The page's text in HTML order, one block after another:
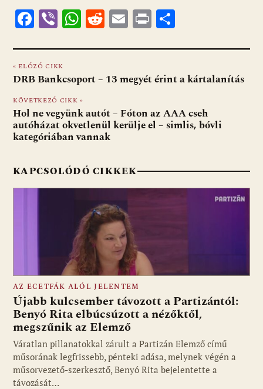
F
e
b
o
o
k
Vi
er
W
at
s
A
p
p
R
d
di
E
ai
l
Pr
t za
m
g
« ELŐZŐ CIKK
DRB Bankcsoport – 13 megyét érint a kártalanítás
KÖVETKEZŐ CIKK »
Hol ne vegyünk autót – Fóton az AAA cseh
autóházat okvetlenül kerülje el – simlis, bóvli
kategóriában vannak
KAPCSOLÓDÓ CIKKEK
Fotó: media1.hu
AZ ECETFÁK ALÓL JELENTEM
Újabb kulcsember távozott a Partizántól:
Benyó Rita elbúcsúzott a nézőktől,
megszűnik az Elemző
Váratlan pillanatokkal zárult a Partizán Elemző című
műsorának legfrissebb, pénteki adása, melynek végén a
műsorvezető-szerkesztő, Benyó Rita bejelentette a
távozását…